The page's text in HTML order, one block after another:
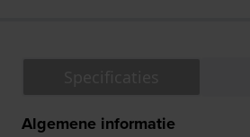
Algemene informatie